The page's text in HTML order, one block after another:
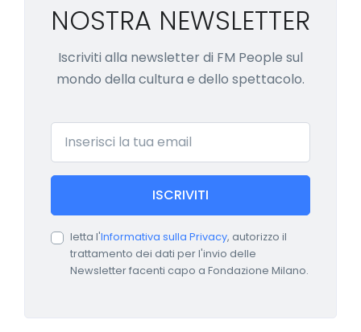
NOSTRA NEWSLETTER
Iscriviti alla newsletter di FM People sul
mondo della cultura e dello spettacolo.
Email
ISCRIVITI
letta l'Informativa sulla Privacy, autorizzo il
trattamento dei dati per l'invio delle
Newsletter facenti capo a Fondazione Milano.